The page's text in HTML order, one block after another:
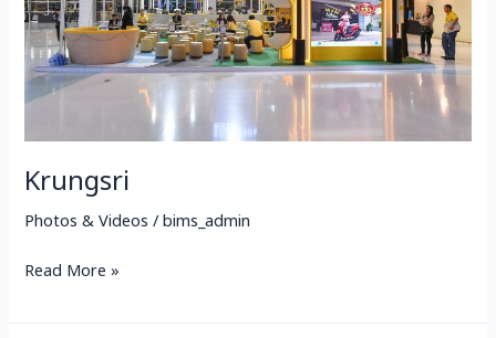
Krungsri
Photos & Videos /bims_admin
Read More »